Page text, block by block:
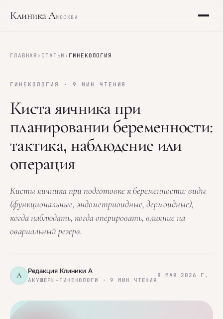
Клиника АМОСКВА
Программы
Статьи
Анализы
Записаться
ГЛАВНАЯ › СТАТЬИ › ГИНЕКОЛОГИЯ
ГИНЕКОЛОГИЯ · 9 МИН ЧТЕНИЯ
Киста яичника при
планировании беременности:
тактика, наблюдение или
операция
Кисты яичника при подготовке к беременности: виды
(функциональные, эндометриоидные, дермоидные),
когда наблюдать, когда оперировать, влияние на
овариальный резерв.
А Редакция Клиники А
АКУШЕРЫ-ГИНЕКОЛОГИ · 9 МИН ЧТЕНИЯ
8 МАЯ 2026 Г.